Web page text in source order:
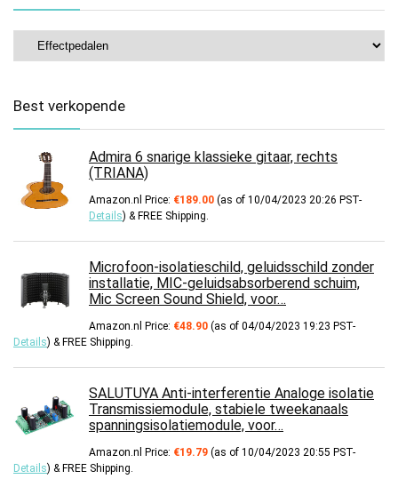
Best verkopende
Admira 6 snarige klassieke gitaar, rechts
(TRIANA)
Amazon.nl Price: €189.00 (as of 10/04/2023 20:26 PST-
Details) & FREE Shipping.
Microfoon-isolatieschild, geluidsschild zonder
installatie, MIC-geluidsabsorberend schuim,
Mic Screen Sound Shield, voor…
Amazon.nl Price: €48.90 (as of 04/04/2023 19:23 PST-
Details) & FREE Shipping.
SALUTUYA Anti-interferentie Analoge isolatie
Transmissiemodule, stabiele tweekanaals
spanningsisolatiemodule, voor…
Amazon.nl Price: €19.79 (as of 10/04/2023 20:55 PST-
Details) & FREE Shipping.